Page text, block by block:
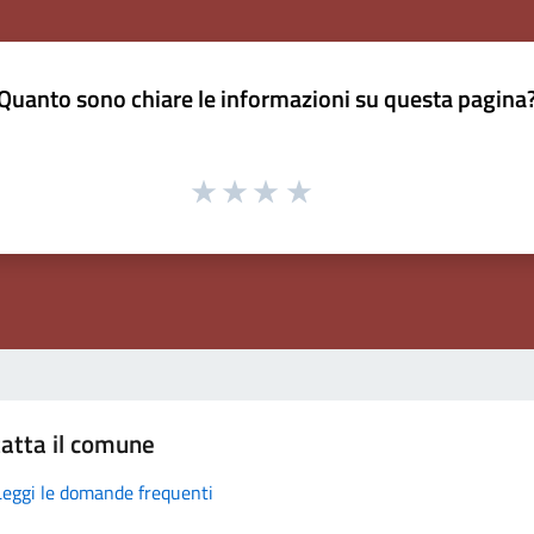
sono chiare le informazioni su questa
il comune
le domande frequenti